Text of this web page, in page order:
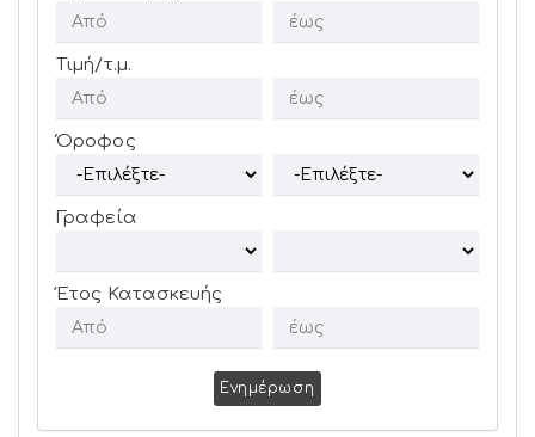
Τιμή/τ.μ.
Όροφος
Γραφεία
Έτος Κατασκευής
Ενημέρωση